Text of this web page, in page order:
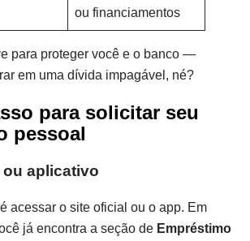
ou financiamentos
para proteger você e o banco —
em uma dívida impagável, né?
para solicitar seu
pessoal
aplicativo
acessar o site oficial ou o app. Em
já encontra a seção de Empréstimo